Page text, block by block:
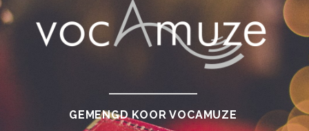
GEMENGD KOOR VOCAMUZE